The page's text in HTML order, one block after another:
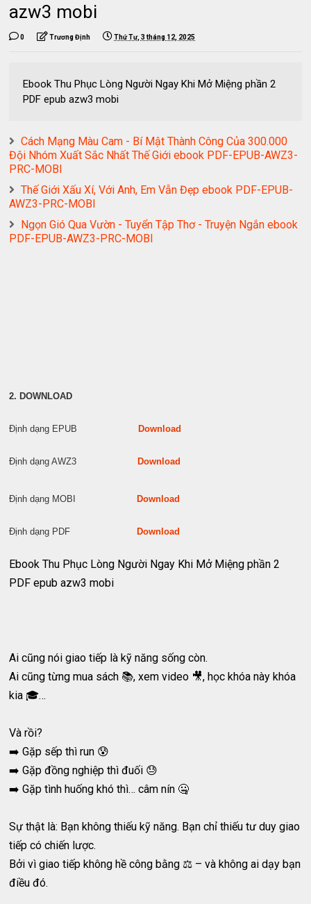
azw3 mobi
0 Trương Định Thứ Tư, 3 tháng 12, 2025
Ebook Thu Phục Lòng Người Ngay Khi Mở Miệng phần 2
PDF epub azw3 mobi
Cách Mạng Màu Cam - Bí Mật Thành Công Của 300.000
Đội Nhóm Xuất Sắc Nhất Thế Giới ebook PDF-EPUB-AWZ3-
PRC-MOBI
Thế Giới Xấu Xí, Với Anh, Em Vẫn Đẹp ebook PDF-EPUB-
AWZ3-PRC-MOBI
Ngọn Gió Qua Vườn - Tuyển Tập Thơ - Truyện Ngắn ebook
PDF-EPUB-AWZ3-PRC-MOBI
2. DOWNLOAD
Định dạng EPUBDownload
Định dạng AWZ3Download
Định dạng MOBIDownload
Định dạng PDFDownload
Ebook Thu Phục Lòng Người Ngay Khi Mở Miệng phần 2
PDF epub azw3 mobi
Ai cũng nói giao tiếp là kỹ năng sống còn.
Ai cũng từng mua sách 📚, xem video 🎥, học khóa này khóa
kia 🎓…
Và rồi?
➡️ Gặp sếp thì run 😰
➡️ Gặp đồng nghiệp thì đuối 😓
➡️ Gặp tình huống khó thì… câm nín 🤐
Sự thật là: Bạn không thiếu kỹ năng. Bạn chỉ thiếu tư duy giao
tiếp có chiến lược.
Bởi vì giao tiếp không hề công bằng ⚖️ – và không ai dạy bạn
điều đó.